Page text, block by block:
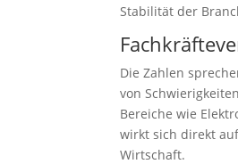
Stabilität der
Die Zahlen
von
Bereiche wie
wirkt sich direkt
Wirtschaft.